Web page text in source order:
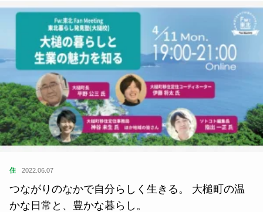
住 2022.06.07
つながりのなかで自分らしく生きる。 大槌町の温
かな日常と、豊かな暮らし。